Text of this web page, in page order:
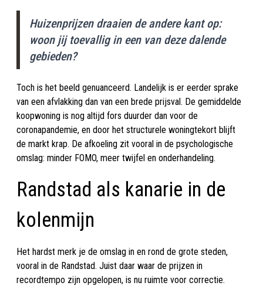
Huizenprijzen draaien de andere kant op:
woon jij toevallig in een van deze dalende
gebieden?
Toch is het beeld genuanceerd. Landelijk is er eerder sprake
van een afvlakking dan van een brede prijsval. De gemiddelde
koopwoning is nog altijd fors duurder dan voor de
coronapandemie, en door het structurele woningtekort blijft
de markt krap. De afkoeling zit vooral in de psychologische
omslag: minder FOMO, meer twijfel en onderhandeling.
Randstad als kanarie in de
kolenmijn
Het hardst merk je de omslag in en rond de grote steden,
vooral in de Randstad. Juist daar waar de prijzen in
recordtempo zijn opgelopen, is nu ruimte voor correctie.